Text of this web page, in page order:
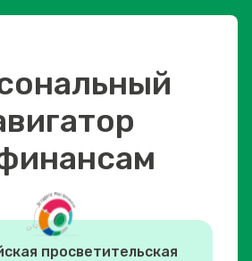
просветительская